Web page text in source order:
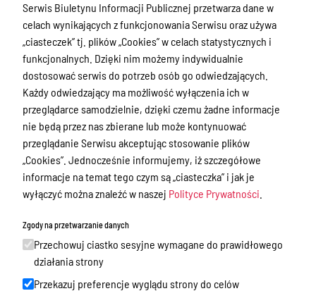
Informacje o naborze
Zamówienia Publiczne
Tablica ogłoszeń
Dyżury Aptek w Powiecie Ostródzkim
Nieodpłatna Pomoc Prawna
Akty Prawne
Rejestry, ewidencje i archiwa
Budżet
powiatowego
Organy Powiatu
Oświadczenia majątkowe
Serwis Biuletynu Informacji Publicznej przetwarza dane w
celach wynikających z funkcjonowania Serwisu oraz używa
„ciasteczek” tj. plików „Cookies” w celach statystycznych i
funkcjonalnych. Dzięki nim możemy indywidualnie
dostosować serwis do potrzeb osób go odwiedzających.
Każdy odwiedzający ma możliwość wyłączenia ich w
przeglądarce samodzielnie, dzięki czemu żadne informacje
nie będą przez nas zbierane lub może kontynuować
przeglądanie Serwisu akceptując stosowanie plików
„Cookies”. Jednocześnie informujemy, iż szczegółowe
informacje na temat tego czym są „ciasteczka” i jak je
wyłączyć można znaleźć w naszej Polityce Prywatności
Zgody na przetwarzanie danych
Przechowuj ciastko sesyjne wymagane do prawidłowego
działania strony
Przekazuj preferencje wyglądu strony do celów